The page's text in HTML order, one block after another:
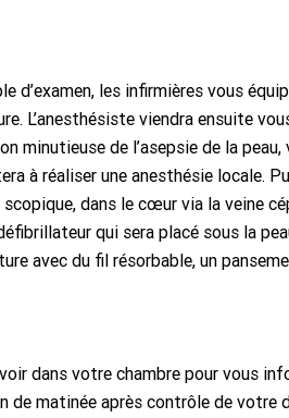
d’examen, les infirmières vous
L’anesthésiste viendra ensuite
minutieuse de l’asepsie de la
à réaliser une anesthésie locale.
dans le cœur via la veine
qui sera placé sous la
avec du fil résorbable, un
dans votre chambre pour vous
de matinée après contrôle de